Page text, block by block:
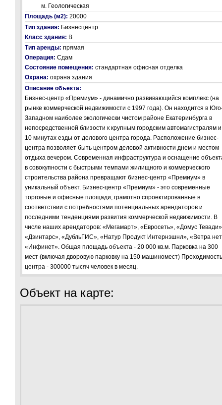
м. Геологическая
Площадь (м2): 20000
Тип здания: Бизнесцентр
Класс здания: В
Тип аренды: прямая
Операция: Сдам
Состояние помещения: стандартная офисная отделка
Охрана: охрана здания
Описание объекта:
Бизнес-центр «Премиум» - динамично развивающийся комплекс (на
рынке коммерческой недвижимости с 1997 года). Он находится в
Западном наиболее экологически чистом районе Екатеринбурга в
непосредственной близости к крупным городским автомагистралям
10 минутах езды от делового центра города. Расположение бизнес-
центра позволяет быть центром деловой активности днем и местом
отдыха вечером. Современная инфраструктура и оснащение
в совокупности с быстрыми темпами жилищного и коммерческого
строительства района превращают бизнес-центр «Премиум» в
уникальный объект. Бизнес-центр «Премиум» - это современные
торговые и офисные площади, грамотно спроектированные в
соответствии с потребностями потенциальных арендаторов и
последними тенденциями развития коммерческой недвижимости. В
числе наших арендаторов: «Мегамарт», «Евросеть», «Домус
«Дзинтарс», «ДубльГИС», «Натур Продукт Интернэшнл», «Ветра
«Инфинет». Общая площадь объекта - 20 000 кв.м. Парковка на 300
мест (включая дворовую парковку на 150 машиномест) Проходимость
центра - 300000 тысяч человек в месяц.
Объект на карте: